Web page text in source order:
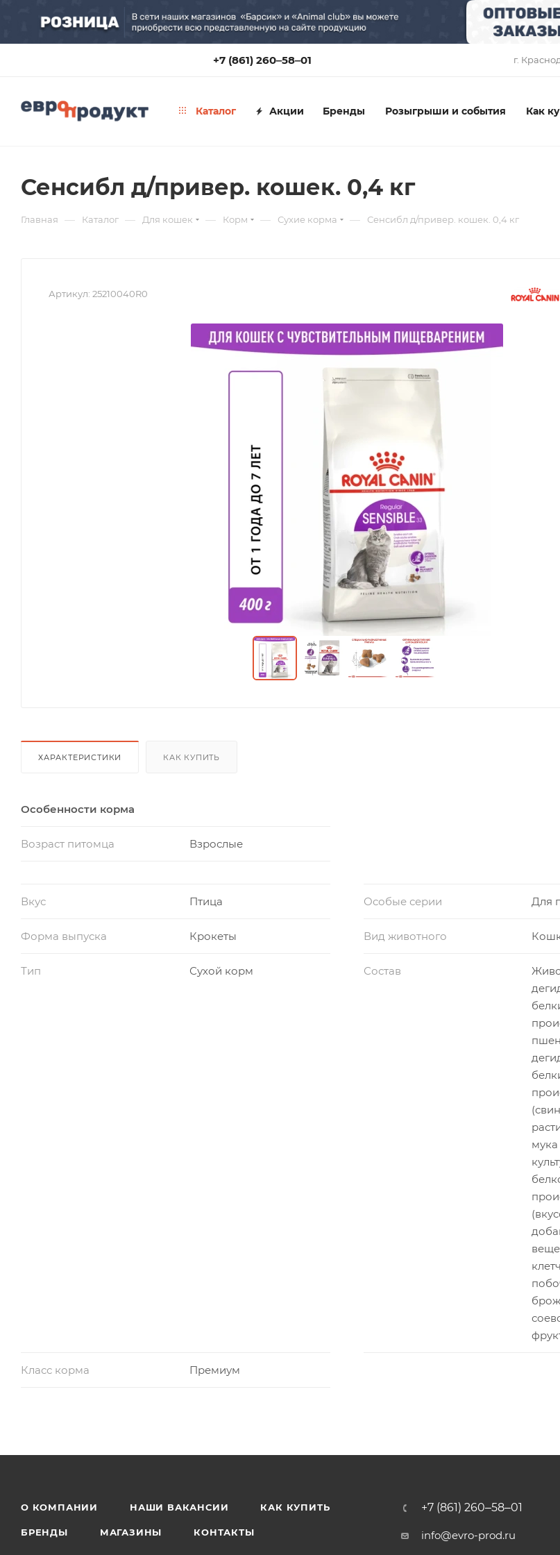
+7 (861) 260‒58‒01 г.
Каталог Акции Бренды Розыгрыши и события Как
Сенсибл д/привер. кошек. 0,4 кг
Главная — Каталог — Для кошек — Корм — Сухие корма — Сенсибл д/привер. кошек. 0,4 кг
Артикул: 25210040R0
ХАРАКТЕРИСТИКИ КАК КУПИТЬ
Особенности корма
Возраст питомца Взрослые
Вкус Птица Особые серии Для
Форма выпуска Крокеты Вид животного
Тип Сухой корм Состав
Класс корма Премиум
О КОМПАНИИ НАШИ ВАКАНСИИ КАК КУПИТЬ
БРЕНДЫ МАГАЗИНЫ КОНТАКТЫ
+7 (861) 260‒58‒01
info@evro-prod.ru